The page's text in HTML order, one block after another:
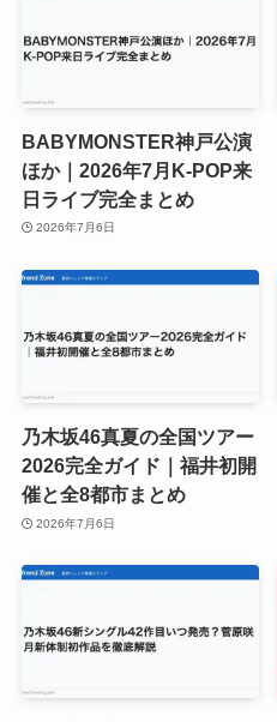
BABYMONSTER神戸公演
ほか｜2026年7月K-POP来
日ライブ完全まとめ
2026年7月6日
乃木坂46真夏の全国ツアー
2026完全ガイド｜福井初開
催と全8都市まとめ
2026年7月6日